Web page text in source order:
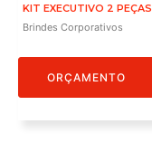
KIT EXECUTIVO 2 PEÇAS
Brindes Corporativos
ORÇAMENTO